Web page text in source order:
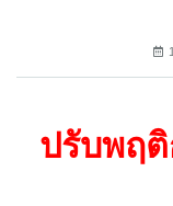
ปรับพฤ